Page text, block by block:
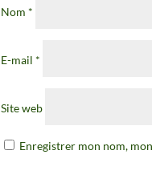
Nom *
E-mail *
Site web
Enregistrer mon nom,